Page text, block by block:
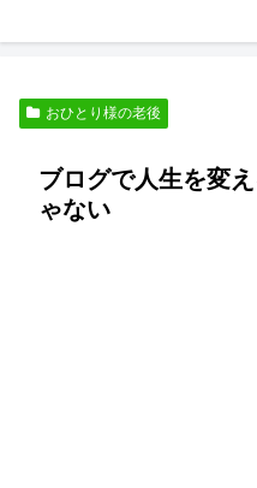
おひとり様の老後
ブログで人生を変
ゃない